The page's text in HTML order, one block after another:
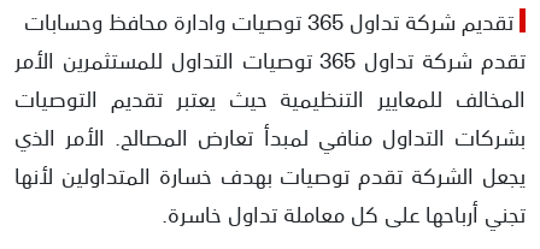
تقديم شركة تداول 365 توصيات وادارة محافظ وحسابات
تقدم شركة تداول 365 توصيات التداول للمستثمرين الأمر
المخالف للمعايير التنظيمية حيث يعتبر تقديم التوصيات
بشركات التداول منافي لمبدأ تعارض المصالح. الأمر الذي
يجعل الشركة تقدم توصيات بهدف خسارة المتداولين لأنها
تجني أرباحها على كل معاملة تداول خاسرة.